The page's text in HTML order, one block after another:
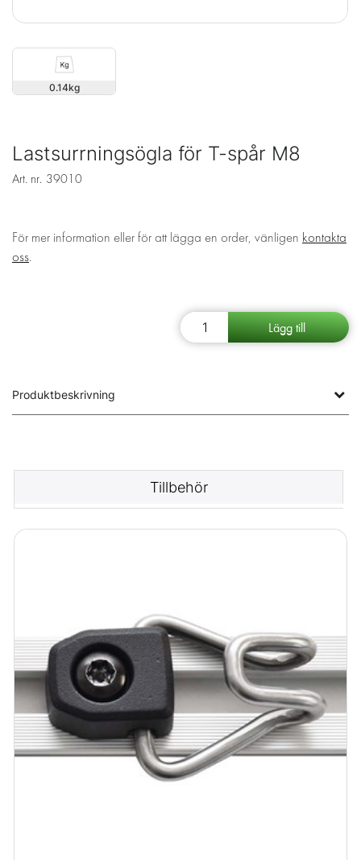
0.14
Lastsurrningsögla för T-spår M8
Art. nr. 39010
För mer information eller för att lägga en order, vänligen kontakta
oss.
Produktbeskrivning
Tillbehör